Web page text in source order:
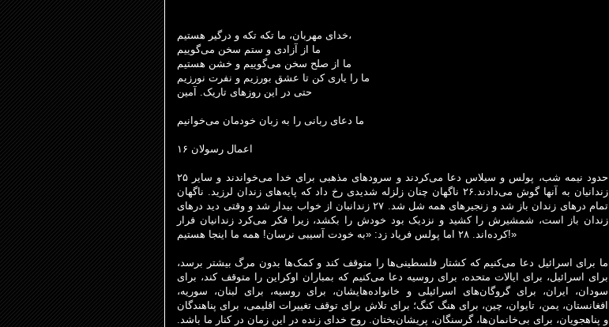
خدای مهربان، ما تکه تکه و درگیر هستیم،
ما از آزادی و ستم سخن می‌گوییم
ما از صلح سخن می‌گوییم و خشن هستیم
ما را یاری کن تا عشق بورزیم و نفرت نورزیم
حتی در این روزهای تاریک. آمین
ما دعای ربانی را به زبان خودمان می‌خوانیم
اعمال رسولان ۱۶
۲۵ حدود نیمه شب، پولس و سیلاس دعا می‌کردند و سرودهای مذهبی برای خدا می‌خواندند و سایر
زندانیان به آنها گوش می‌دادند.۲۶ ناگهان چنان زلزله شدیدی رخ داد که پایه
های زندان لرزید. ناگهان
تمام درهای زندان باز شد و زنجیرهای همه شل شد. ۲۷ زندانبان از خواب بیدار شد و وقتی دید درهای
زندان باز است، شمشیرش را کشید و نزدیک بود خودش را بکشد، زیرا فکر می‌کرد زندانیان فرار
کرده‌اند. ۲۸ اما پولس فریاد زد: «به خودت آسیبی نرسان! همه ما اینجا هستیم!»
ما برای اسرائیل دعا می‌کنیم که کشتار فلسطینی‌ها را متوقف کند و کمک‌ها بدون مرگ بیشتر برسد،
برای اسرائیل، برای ایالات متحده، برای روسیه دعا می‌کنیم که بمباران اوکراین را متوقف کند، برای
سودان، ایران، برای گروگان‌های اسرائیلی و خانواده‌هایشان، برای روسیه، برای لبنان، سوریه،
افغانستان، یمن، تایوان، چین، برای هنگ کنگ؛ برای تلاش برای توقف تغییرات اقلیمی، برای پناهندگان
و پناهجویان، برای بی‌خانمانها، گرسنگان، پریشانبختان. روح خدای زنده در این زمان در کنار ما باشد.